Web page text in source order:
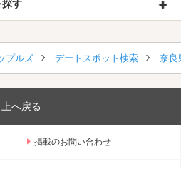
探す
プルズ デートスポット検索 奈良
上へ戻る
掲載のお問い合わせ